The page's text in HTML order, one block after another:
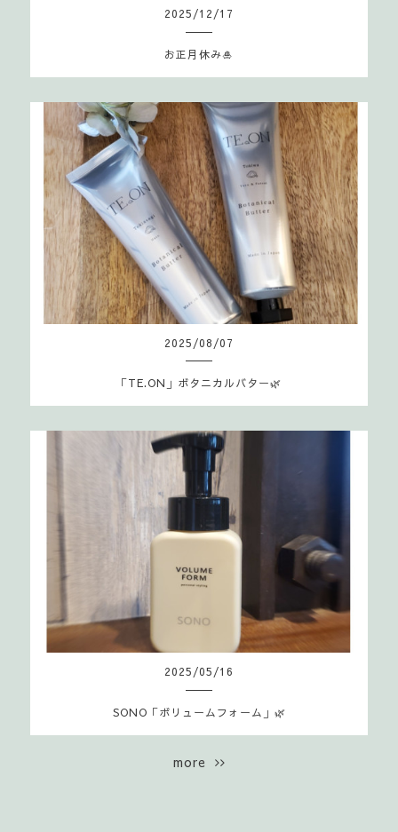
2025/12/17
お正月休み🎍
2025/08/07
「TE.ON」ボタニカルバター🌿
2025/05/16
SONO「ボリュームフォーム」🌿
more